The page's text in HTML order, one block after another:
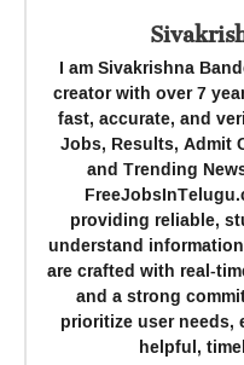
I am Sivakrishna
creator with over 7
fast, accurate, and
Jobs, Results, Admit
and Trending
providing reliable,
understand
are crafted with real-
and a strong
prioritize user
helpful,